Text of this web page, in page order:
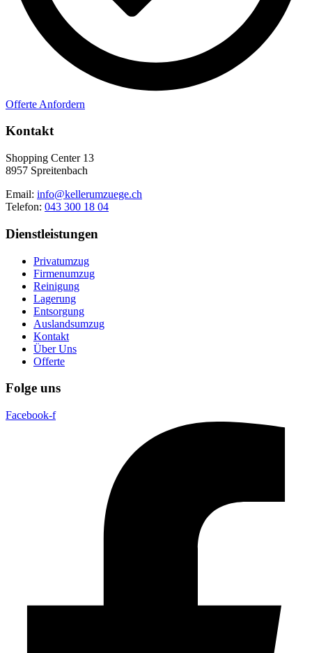
Offerte Anfordern
Kontakt
Shopping Center 13
8957 Spreitenbach
Email: info@kellerumzuege.ch
Telefon: 043 300 18 04
Dienstleistungen
Privatumzug
Firmenumzug
Reinigung
Lagerung
Entsorgung
Auslandsumzug
Kontakt
Über Uns
Offerte
Folge uns
Facebook-f